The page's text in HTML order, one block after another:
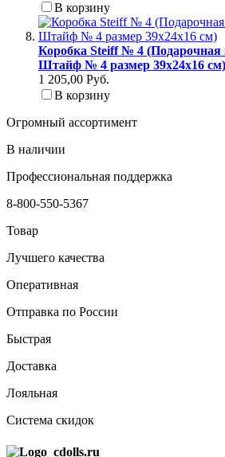
В корзину
Коробка Steiff № 4 (Подарочная
Штайф № 4 размер 39x24x16 см)
1 205,00 Руб.
В корзину
Огромный ассортимент
В наличии
Профессиональная поддержка
8-800-550-5367
Товар
Лучшего качества
Оперативная
Отправка по России
Быстрая
Доставка
Лояльная
Система скидок